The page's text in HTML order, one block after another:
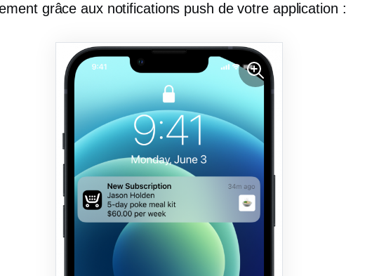
grâce aux notifications push de votre application :